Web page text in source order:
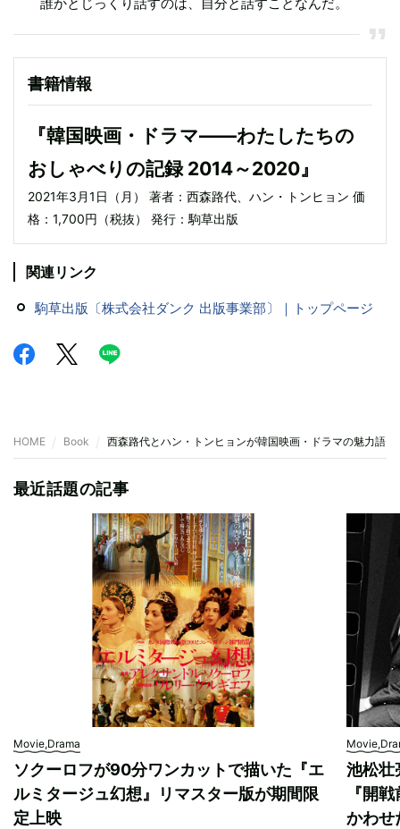
誰かとじっくり話すのは、自分と話すことなんだ。
書籍情報
『韓国映画・ドラマ――わたしたちの
おしゃべりの記録 2014～2020』
2021年3月1日（月） 著者：西森路代、ハン・トンヒョン 価
格：1,700円（税抜） 発行：駒草出版
関連リンク
駒草出版〔株式会社ダンク 出版事業部〕｜トップページ
HOME Book 西森路代とハン・トンヒョンが韓国映画・ドラマの魅力語
最近話題の記事
Movie,Drama
ソクーロフが90分ワンカットで描いた『エ
ルミタージュ幻想』リマスター版が期間限
定上映
池松壮
『開
かわせ